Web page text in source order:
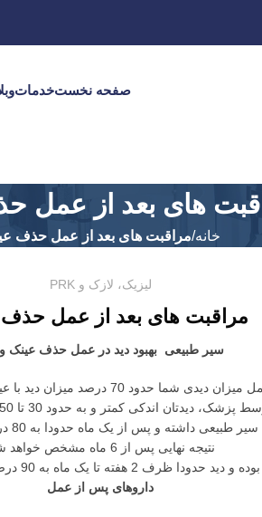
صفحه نخستخدمات
های بعد از عمل
خانه مراقبت های بعد از عمل حذف
لیزیک، لازک و PRK
مراقبت های بعد از عمل
سیر طبیعی بهبود دید در عمل حذف عینک و
70 درصد میزان دید با عینکتان قبل از عمل خواهد بود.
و پس از یک ماه حدودا به 80 درصد تا 90 درصد نتیجه نهایی می رسد.
نتیجه نهایی پس از 6 ماه مشخص خواهد شد.
نهایی و معمولا تا 2 ماه به 100 درصد می رسد.
داروهای پس از عمل